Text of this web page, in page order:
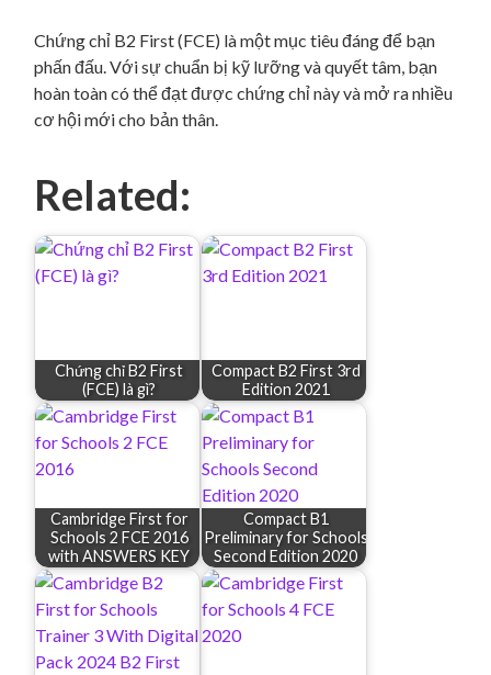
Chứng chỉ B2 First (FCE) là một mục tiêu đáng để bạn
phấn đấu. Với sự chuẩn bị kỹ lưỡng và quyết tâm, bạn
hoàn toàn có thể đạt được chứng chỉ này và mở ra nhiều
cơ hội mới cho bản thân.
Related:
Chứng chỉ B2 First
(FCE) là gì?
Compact B2 First 3rd
Edition 2021
Cambridge First for
Schools 2 FCE 2016
with ANSWERS KEY
Compact B1
Preliminary for Schools
Second Edition 2020